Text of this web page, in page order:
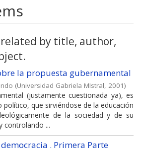
by title, author,
la propuesta gubernamental
(Universidad Gabriela MIstral, 2001)
(justamente cuestionada ya), es
político, que sirviéndose de la educación
de la sociedad y de su
controlando ...
democracia . Primera Parte